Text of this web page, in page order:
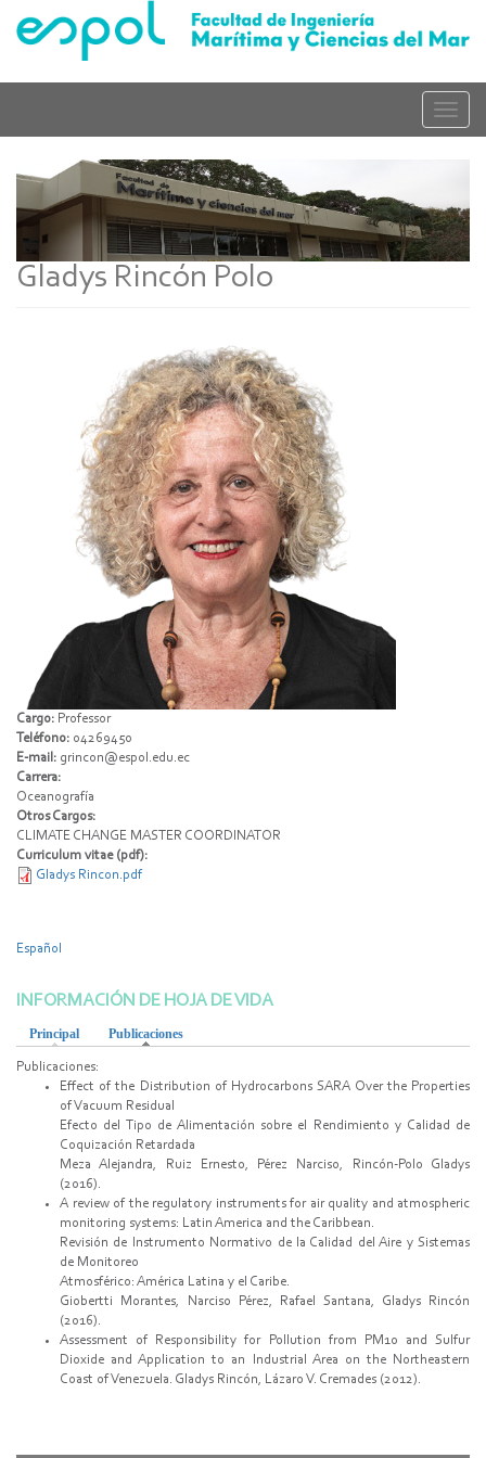
main
Toggle
Gladys Rincón Polo
Cargo: Professor
Teléfono: 04269450
E-mail: grincon@espol.edu.ec
Carrera:
Oceanografía
Otros Cargos:
CLIMATE CHANGE MASTER COORDINATOR
Curriculum vitae (pdf):
Gladys Rincon.pdf
Español
INFORMACIÓN DE HOJA DE VIDA
Principal Publicaciones
Publicaciones:
Effect of the Distribution of Hydrocarbons SARA Over the Properties
of Vacuum Residual
Efecto del Tipo de Alimentación sobre el Rendimiento y Calidad de
Coquización Retardada
Meza Alejandra, Ruiz Ernesto, Pérez Narciso, Rincón-­Polo Gladys
(2016).
A review of the regulatory instruments for air quality and atmospheric
monitoring systems: Latin America and the Caribbean.
Revisión de Instrumento Normativo de la Calidad del Aire y Sistemas
de Monitoreo
Atmosférico: América Latina y el Caribe.
Giobertti Morantes, Narciso Pérez, Rafael Santana, Gladys Rincón
(2016).
Assessment of Responsibility for Pollution from PM10 and Sulfur
Dioxide and Application to an Industrial Area on the Northeastern
Coast of Venezuela. Gladys Rincón, Lázaro V. Cremades (2012).